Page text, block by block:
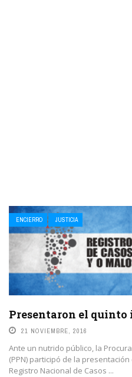
ENCIERRO JUSTICIA
Presentaron el quinto
21 NOVIEMBRE, 2016
Ante un nutrido público, la
(PPN) participó de la
Registro Nacional de Casos ...